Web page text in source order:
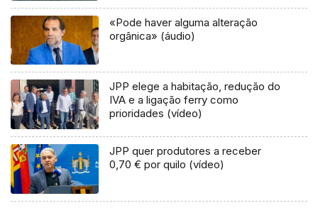
«Pode haver alguma alteração
orgânica» (áudio)
JPP elege a habitação, redução do
IVA e a ligação ferry como
prioridades (vídeo)
JPP quer produtores a receber
0,70 € por quilo (vídeo)